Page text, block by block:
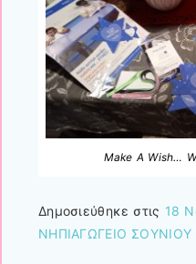
Make A Wish…
Δημοσιεύθηκε στις 18
ΝΗΠΙΑΓΩΓΕΙΟ ΣΟΥΝΙΟΥ